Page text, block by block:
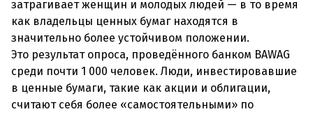
затрагивает женщин и молодых людей — в то время
как владельцы ценных бумаг находятся в
значительно более устойчивом положении.
Это результат опроса, проведённого банком BAWAG
среди почти 1 000 человек. Люди, инвестировавшие
в ценные бумаги, такие как акции и облигации,
считают себя более «самостоятельными» по